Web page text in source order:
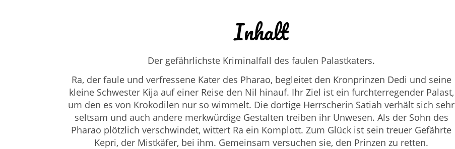
Inhalt
Der gefährlichste Kriminalfall des faulen Palastkaters.
Ra, der faule und verfressene Kater des Pharao, begleitet den Kronprinzen Dedi und seine
kleine Schwester Kija auf einer Reise den Nil hinauf. Ihr Ziel ist ein furchterregender Palast,
um den es von Krokodilen nur so wimmelt. Die dortige Herrscherin Satiah verhält sich sehr
seltsam und auch andere merkwürdige Gestalten treiben ihr Unwesen. Als der Sohn des
Pharao plötzlich verschwindet, wittert Ra ein Komplott. Zum Glück ist sein treuer Gefährte
Kepri, der Mistkäfer, bei ihm. Gemeinsam versuchen sie, den Prinzen zu retten.